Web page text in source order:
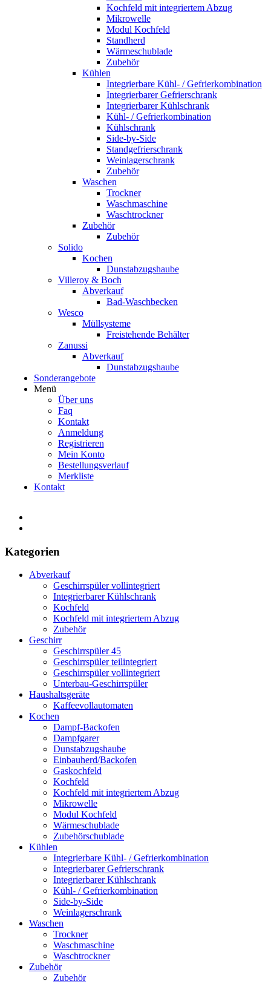
Kochfeld mit integriertem Abzug
Mikrowelle
Modul Kochfeld
Standherd
Wärmeschublade
Zubehör
Kühlen
Integrierbare Kühl- / Gefrierkombination
Integrierbarer Gefrierschrank
Integrierbarer Kühlschrank
Kühl- / Gefrierkombination
Kühlschrank
Side-by-Side
Standgefrierschrank
Weinlagerschrank
Zubehör
Waschen
Trockner
Waschmaschine
Waschtrockner
Zubehör
Zubehör
Solido
Kochen
Dunstabzugshaube
Villeroy & Boch
Abverkauf
Bad-Waschbecken
Wesco
Müllsysteme
Freistehende Behälter
Zanussi
Abverkauf
Dunstabzugshaube
Sonderangebote
Menü
Über uns
Faq
Kontakt
Anmeldung
Registrieren
Mein Konto
Bestellungsverlauf
Merkliste
Kontakt
Kategorien
Abverkauf
Geschirrspüler vollintegriert
Integrierbarer Kühlschrank
Kochfeld
Kochfeld mit integriertem Abzug
Zubehör
Geschirr
Geschirrspüler 45
Geschirrspüler teilintegriert
Geschirrspüler vollintegriert
Unterbau-Geschirrspüler
Haushaltsgeräte
Kaffeevollautomaten
Kochen
Dampf-Backofen
Dampfgarer
Dunstabzugshaube
Einbauherd/Backofen
Gaskochfeld
Kochfeld
Kochfeld mit integriertem Abzug
Mikrowelle
Modul Kochfeld
Wärmeschublade
Zubehörschublade
Kühlen
Integrierbare Kühl- / Gefrierkombination
Integrierbarer Gefrierschrank
Integrierbarer Kühlschrank
Kühl- / Gefrierkombination
Side-by-Side
Weinlagerschrank
Waschen
Trockner
Waschmaschine
Waschtrockner
Zubehör
Zubehör